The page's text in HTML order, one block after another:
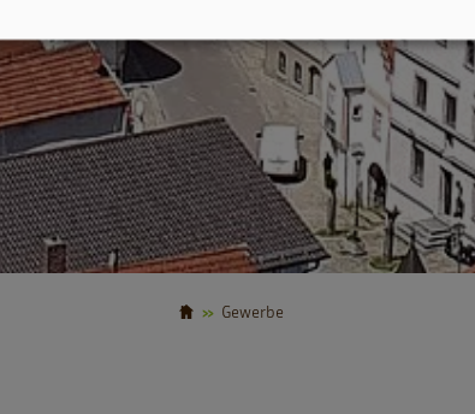
Gewerbe